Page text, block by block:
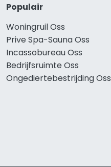
Populair
Woningruil Oss
Prive Spa-Sauna Oss
Incassobureau Oss
Bedrijfsruimte Oss
Ongediertebestrijding Oss